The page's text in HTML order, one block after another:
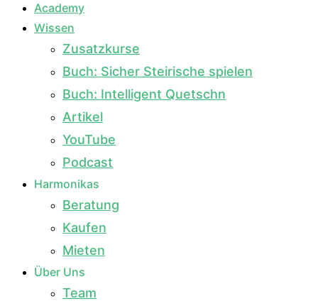
Academy
Wissen
Zusatzkurse
Buch: Sicher Steirische spielen
Buch: Intelligent Quetschn
Artikel
YouTube
Podcast
Harmonikas
Beratung
Kaufen
Mieten
Über Uns
Team